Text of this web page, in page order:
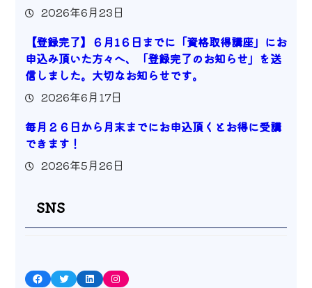
2026年6月23日
【登録完了】６月1６日までに「資格取得講座」にお
申込み頂いた方々へ、「登録完了のお知らせ」を送
信しました。大切なお知らせです。
2026年6月17日
毎月２６日から月末までにお申込頂くとお得に受講
できます！
2026年5月26日
SNS
Facebook Twitter LinkedIn Instagram